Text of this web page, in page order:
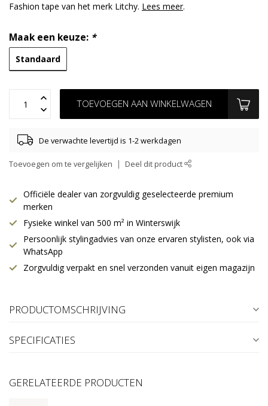
Fashion tape van het merk Litchy. Lees meer.
Maak een keuze: *
Standaard
TOEVOEGEN AAN WINKELWAGEN
De verwachte levertijd is 1-2 werkdagen
Toevoegen om te vergelijken Deel dit product
Officiële dealer van zorgvuldig geselecteerde premium
merken
Fysieke winkel van 500 m² in Winterswijk
Persoonlijk stylingadvies van onze ervaren stylisten, ook via
WhatsApp
Zorgvuldig verpakt en snel verzonden vanuit eigen magazijn
PRODUCTOMSCHRIJVING
SPECIFICATIES
GERELATEERDE PRODUCTEN